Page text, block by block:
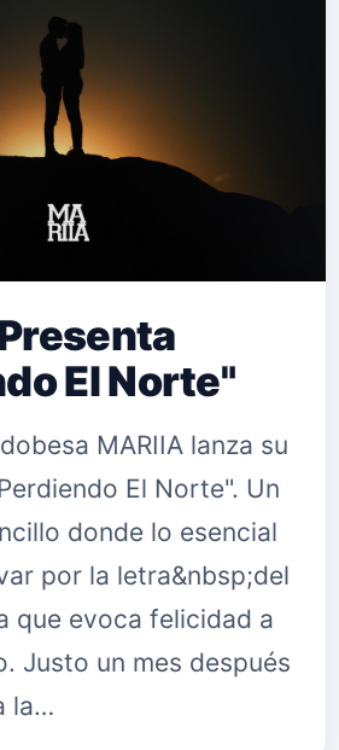
El Norte"
MARIIA lanza su
El Norte". Un
donde lo esencial
por la letra&nbsp;del
que evoca felicidad a
Justo un mes después
la…